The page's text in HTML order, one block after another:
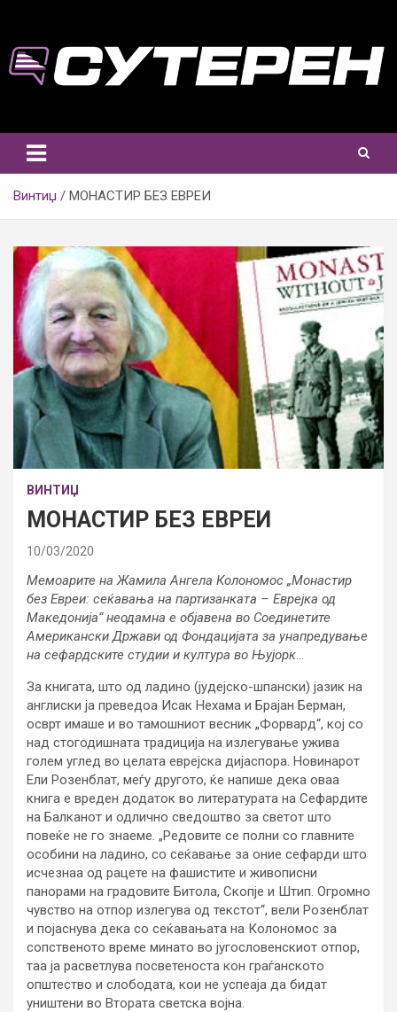
content
Винтиџ МОНАСТИР БЕЗ ЕВРЕИ
ВИНТИЏ
МОНАСТИР БЕЗ ЕВРЕИ
10/03/2020
Мемоарите на Жамила Ангела Колономос „Монастир
без Евреи: сеќавања на партизанката – Еврејка од
Македонија“ неодамна е објавена во Соединетите
Американски Држави од Фондацијата за унапредување
на сефардските студии и култура во Њујорк…
За книгата, што од ладино (јудејско-шпански) јазик на
англиски ја преведоа Исак Нехама и Брајан Берман,
осврт имаше и во тамошниот весник „Форвард“, кој со
над стогодишната традиција на излегување ужива
голем углед во целата еврејска дијаспора. Новинарот
Ели Розенблат, меѓу другото, ќе напише дека оваа
книга е вреден додаток во литературата на Сефардите
на Балканот и одлично сведоштво за светот што
повеќе не го знаеме. „Редовите се полни со главните
особини на ладино, со сеќавање за оние сефарди што
исчезнаа од рацете на фашистите и живописни
панорами на градовите Битола, Скопје и Штип. Огромно
чувство на отпор излегува од текстот“, вели Розенблат
и појаснува дека со сеќавањата на Колономос за
сопственото време минато во југословенскиот отпор,
таа ја расветлува посветеноста кон граѓанското
општество и слободата, кои не успеаја да бидат
уништени во Втората светска војна.